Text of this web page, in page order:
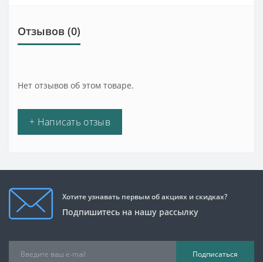
Отзывов (0)
Нет отзывов об этом товаре.
+ Написать отзыв
Хотите узнавать первым об акциях и скидках?
Подпишитесь на нашу рассылку
Подписаться